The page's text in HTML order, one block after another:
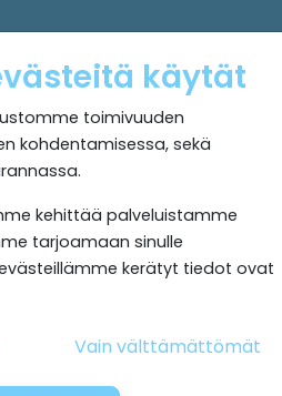
Kymppi
Kokemuksia Rekrytointi
käytät
toimivuuden
kohdentamisessa, sekä
kehittää palveluistamme
tarjoamaan sinulle
kerätyt tiedot ovat
Vain välttämättömät